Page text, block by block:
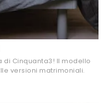
di Cinquanta3! Il modello
versioni matrimoniali.